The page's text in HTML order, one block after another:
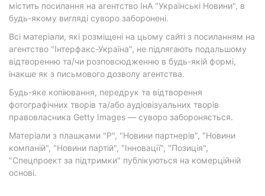
містить посилання на агентство ІнА "Українські Новини", в
будь-якому вигляді суворо заборонені.
Всі матеріали, які розміщені на цьому сайті з посиланням на
агентство "Інтерфакс-Україна", не підлягають подальшому
відтворенню та/чи розповсюдженню в будь-якій формі,
інакше як з письмового дозволу агентства.
Будь-яке копіювання, передрук та відтворення
фотографічних творів та/або аудіовізуальних творів
правовласника Getty Images — суворо забороняється.
Матеріали з плашками "Р", "Новини партнерів", "Новини
компаній", "Новини партій", "Інновації", "Позиція",
"Спецпроект за підтримки" публікуються на комерційній
основі.